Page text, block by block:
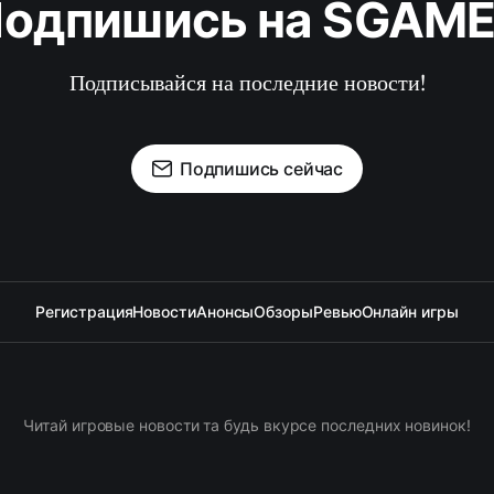
на
Подписывайся на последние новости!
Подпишись сейчас
РегистрацияНовостиАнонсыОбзорыРевьюОнлайн игры
Читай игровые новости та будь вкурсе последних новинок!